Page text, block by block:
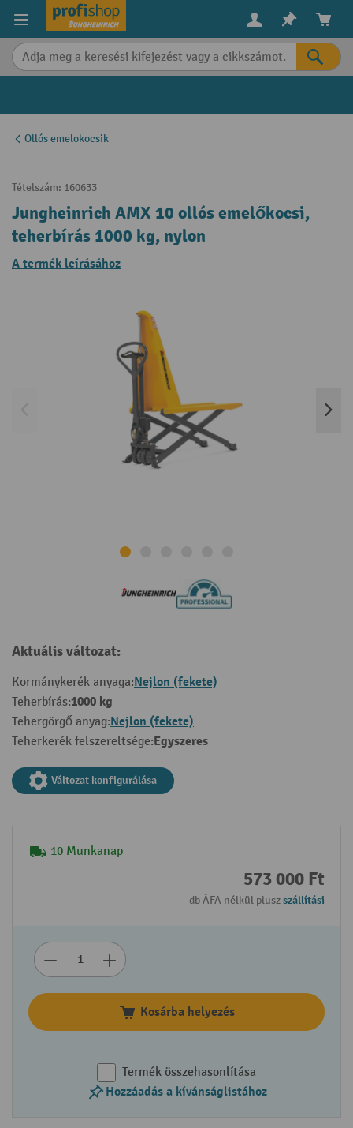
content
Ollós emelokocsik
Tételszám: 160633
Jungheinrich AMX 10 ollós emelőkocsi,
teherbírás 1000 kg, nylon
A termék leírásához
Aktuális változat:
Kormánykerék anyaga:Nejlon (fekete)
Teherbírás:1000 kg
Tehergörgő anyag:Nejlon (fekete)
Teherkerék felszereltsége:Egyszeres
Változat konfigurálása
10 Munkanap
573 000 Ft
db ÁFA nélkül pluszszállítási
Kosárba helyezés
Termék összehasonlítása
Hozzáadás a kívánságlistához